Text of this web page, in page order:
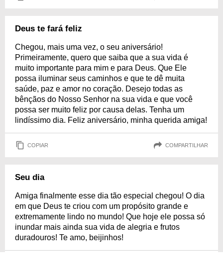
Deus te fará feliz
Chegou, mais uma vez, o seu aniversário!
Primeiramente, quero que saiba que a sua vida é
muito importante para mim e para Deus. Que Ele
possa iluminar seus caminhos e que te dê muita
saúde, paz e amor no coração. Desejo todas as
bênçãos do Nosso Senhor na sua vida e que você
possa ser muito feliz por causa delas. Tenha um
lindíssimo dia. Feliz aniversário, minha querida amiga!
COPIAR COMPARTILHAR
Seu dia
Amiga finalmente esse dia tão especial chegou! O dia
em que Deus te criou com um propósito grande e
extremamente lindo no mundo! Que hoje ele possa só
inundar mais ainda sua vida de alegria e frutos
duradouros! Te amo, beijinhos!